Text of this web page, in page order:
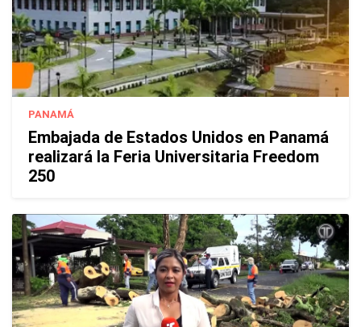
PANAMÁ
Embajada de Estados Unidos en Panamá
realizará la Feria Universitaria Freedom
250